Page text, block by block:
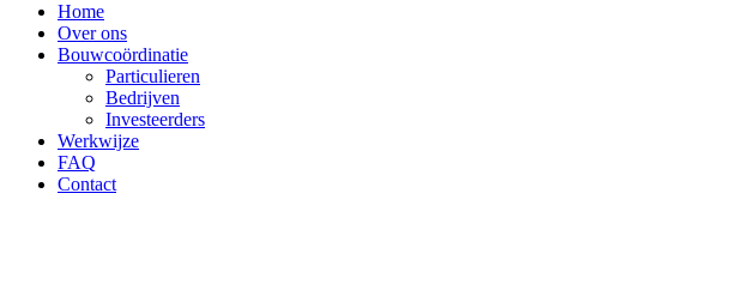
Home
Over ons
Bouwcoördinatie
Particulieren
Bedrijven
Investeerders
Werkwijze
FAQ
Contact